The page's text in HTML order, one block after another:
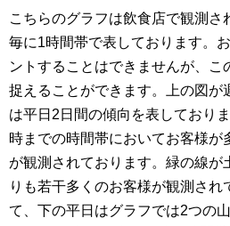
こちらのグラフは飲食店で観測さ
毎に1時間帯で表しております。
ントすることはできませんが、こ
捉えることができます。上の図が
は平日2日間の傾向を表しており
時までの時間帯においてお客様が
が観測されております。緑の線が
りも若干多くのお客様が観測さ
て、下の平日はグラフでは2つの